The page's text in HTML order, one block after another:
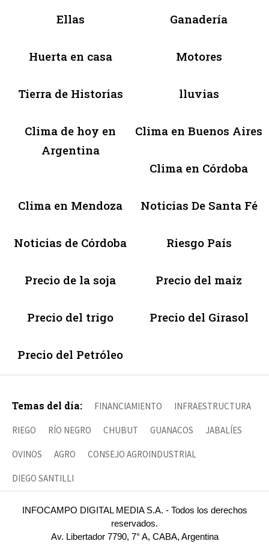
Ellas Ganadería
Huerta en casa Motores
Tierra de Historias lluvias
Clima de hoy en
Argentina
Clima en Buenos Aires
Clima en Córdoba
Clima en Mendoza Noticias De Santa Fé
Noticias de Córdoba Riesgo País
Precio de la soja Precio del maíz
Precio del trigo Precio del Girasol
Precio del Petróleo
Temas del día: FINANCIAMIENTO INFRAESTRUCTURA
RIEGO RÍO NEGRO CHUBUT GUANACOS JABALÍES
OVINOS AGRO CONSEJO AGROINDUSTRIAL
DIEGO SANTILLI
INFOCAMPO DIGITAL MEDIA S.A. - Todos los derechos
reservados.
Av. Libertador 7790, 7° A, CABA, Argentina